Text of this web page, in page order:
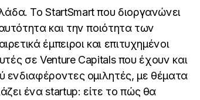
Το StartSmart που διοργανώνει
και την ποιότητα των
έμπειροι και επιτυχημένοι
σε Venture Capitals που έχουν και
ενδιαφέροντες ομιλητές, με θέματα
ένα startup: είτε το πώς θα